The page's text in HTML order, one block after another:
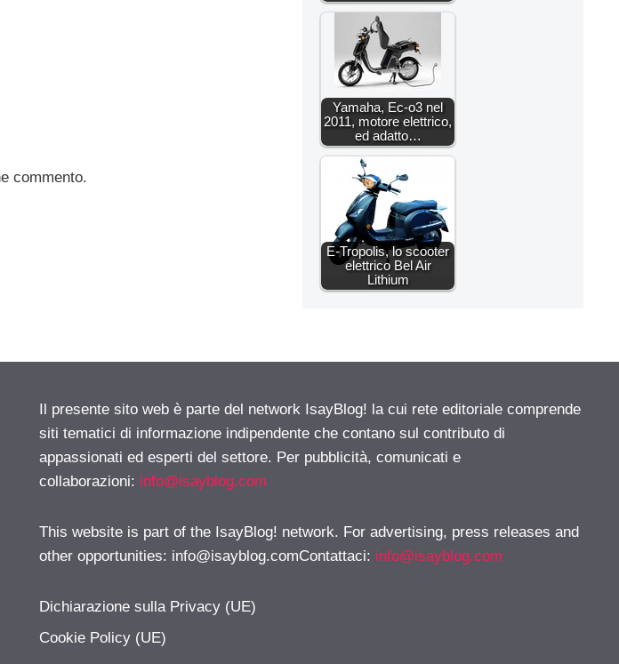
commento.
Yamaha, Ec-o3 nel
2011, motore elettrico,
ed adatto…
E-Tropolis, lo scooter
elettrico Bel Air
Lithium
Il presente sito web è parte del network IsayBlog! la cui rete editoriale comprende
siti tematici di informazione indipendente che contano sul contributo di
appassionati ed esperti del settore. Per pubblicità, comunicati e
collaborazioni: info@isayblog.com
This website is part of the IsayBlog! network. For advertising, press releases and
other opportunities: info@isayblog.comContattaci: info@isayblog.com
Dichiarazione sulla Privacy (UE)
Cookie Policy (UE)